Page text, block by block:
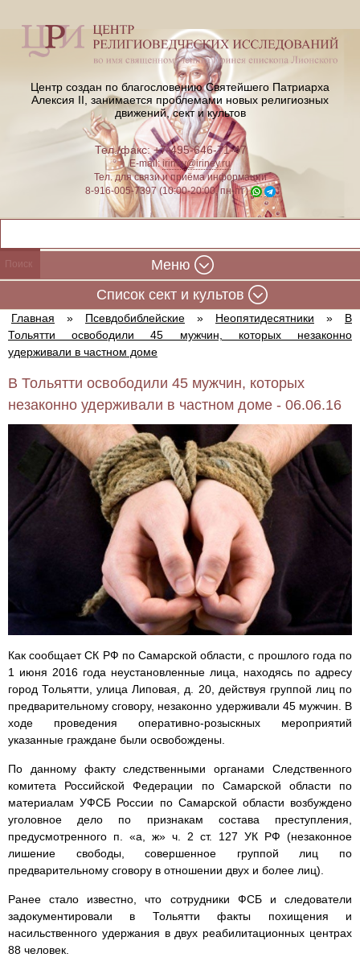
Центр создан по благословению Святейшего Патриарха
Алексия II, занимается проблемами новых религиозных
движений, сект и культов
Тел./факс: +7-495-646-71-47
E-mail:iriney@iriney.ru
Тел. для связи и приёма информации
8-916-005-7397 (10:00-20:00, пн-пт)
Меню
Cписок сект и культов
Главная » Псевдобиблейские » Неопятидесятники »
В
Тольятти освободили 45 мужчин, которых незаконно
удерживали в частном доме
В Тольятти освободили 45 мужчин, которых
незаконно удерживали в частном доме - 06.06.16
Как сообщает СК РФ по Самарской области, с прошлого года по
1 июня 2016 года неустановленные лица, находясь по адресу
город Тольятти, улица Липовая, д. 20, действуя группой лиц по
предварительному сговору, незаконно удерживали 45 мужчин. В
ходе проведения оперативно-розыскных мероприятий
указанные граждане были освобождены.
По данному факту следственными органами Следственного
комитета Российской Федерации по Самарской области по
материалам УФСБ России по Самарской области возбуждено
уголовное дело по признакам состава преступления,
предусмотренного п. «а, ж» ч. 2 ст. 127 УК РФ (незаконное
лишение свободы, совершенное группой лиц по
предварительному сговору в отношении двух и более лиц).
Ранее стало известно, что сотрудники ФСБ и следователи
задокументировали в Тольятти факты похищения и
насильственного удержания в двух реабилитационных центрах
88 человек.